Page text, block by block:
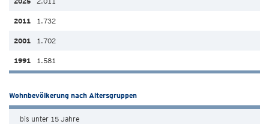
1.732
1.702
1.581
Wohnbevölkerung nach Altersgruppen
bis unter 15 Jahre